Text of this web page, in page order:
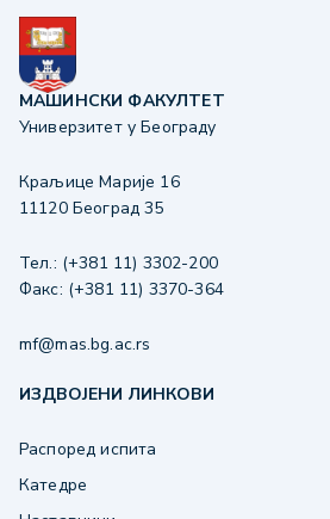
МАШИНСКИ ФАКУЛТЕТ
Универзитет у Београду
Краљице Марије 16
11120 Београд 35
Тел.: (+381 11) 3302-200
Факс: (+381 11) 3370-364
mf@mas.bg.ac.rs
ИЗДВОЈЕНИ ЛИНКОВИ
Распоред испита
Катедре